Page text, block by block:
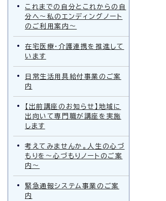
これまでの自分とこれからの自
分へ～私のエンディングノート
のご利用案内～
在宅医療・介護連携を推進して
います
日常生活用具給付事業のご案
内
【出前講座のお知らせ】地域に
出向いて専門職が講座を実施
します
考えてみませんか。人生の心づ
もりを～心づもりノートのご案
内～
緊急通報システム事業のご案
内